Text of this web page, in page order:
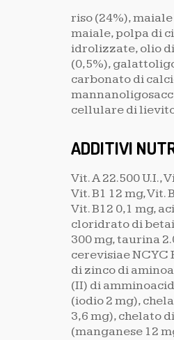
riso (24%),
maiale, polpa di
idrolizzate, olio
(0,5%),
carbonato di
cellulare di
ADDITIVI
Vit. A 22.500 U.I.,
Vit. B1 12 mg, Vit.
Vit. B12 0,1 mg,
cloridrato di
300 mg, taurina
cerevisiae NCYC
di zinco di
(II) di
(iodio 2 mg),
3,6 mg), chelato
(manganese 12